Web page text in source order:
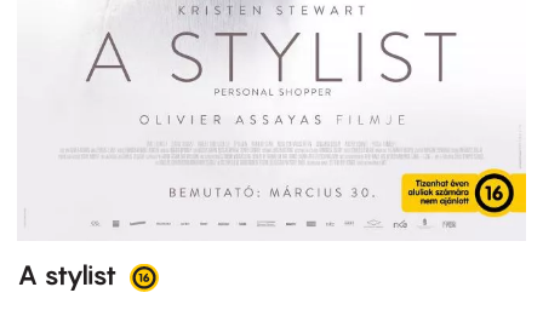
A stylist